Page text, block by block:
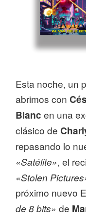
Esta noche, un
abrimos con
Blanc en una
clásico de
repasando lo
«Satélite», el
«Stolen
próximo nuevo
de 8 bits» de